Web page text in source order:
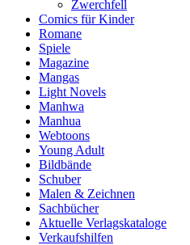
Zwerchfell
Comics für Kinder
Romane
Spiele
Magazine
Mangas
Light Novels
Manhwa
Manhua
Webtoons
Young Adult
Bildbände
Schuber
Malen & Zeichnen
Sachbücher
Aktuelle Verlagskataloge
Verkaufshilfen